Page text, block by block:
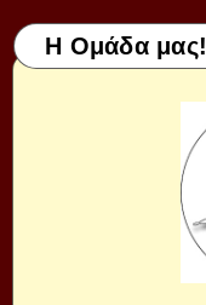
Η Ομάδα μας!